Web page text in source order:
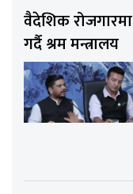
वैदेशिक
गर्दै श्रम मन्त्रालय